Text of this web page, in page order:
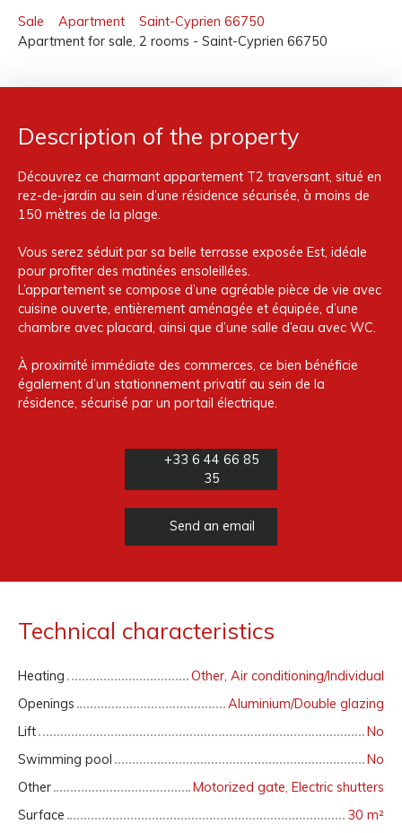
Sale Apartment
Saint-Cyprien 66750
Apartment for sale, 2 rooms - Saint-Cyprien 66750
Description of the property
Découvrez ce charmant appartement T2 traversant, situé en
rez-de-jardin au sein d’une résidence sécurisée, à moins de
150 mètres de la plage.
Vous serez séduit par sa belle terrasse exposée Est, idéale
pour profiter des matinées ensoleillées.
L’appartement se compose d’une agréable pièce de vie avec
cuisine ouverte, entièrement aménagée et équipée, d’une
chambre avec placard, ainsi que d’une salle d’eau avec WC.
À proximité immédiate des commerces, ce bien bénéficie
également d’un stationnement privatif au sein de la
résidence, sécurisé par un portail électrique.
+33 6 44 66 85
35
Send an email
Technical characteristics
Heating
Other, Air conditioning/Individual
Openings
Aluminium/Double glazing
Lift
No
Swimming pool
No
Other
Motorized gate, Electric shutters
Surface
30 m²